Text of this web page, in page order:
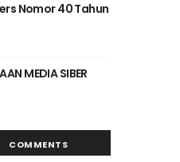
Nomor 40 Tahun
MEDIA SIBER
COMMENTS